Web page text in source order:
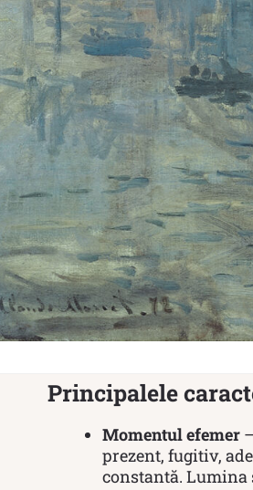
Principalele
Momentul efemer
prezent, fugitiv,
constantă. Lumina